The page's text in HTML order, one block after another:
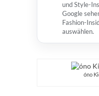
und Style-
Google
Fashion-
auswählen.
óno